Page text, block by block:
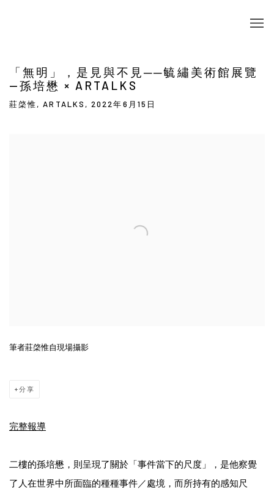
「無明」，是見與不見──毓繡美術館展覽
—孫培懋 × ARTALKS
莊棨惟, ARTALKS, 2022年6月15日
筆者莊棨惟自現場攝影
分享
完整報導
二樓的孫培懋，則呈現了關於「事件當下的尺度」，是他察覺
了人在世界中所面臨的種種事件／處境，而所持有的感知尺